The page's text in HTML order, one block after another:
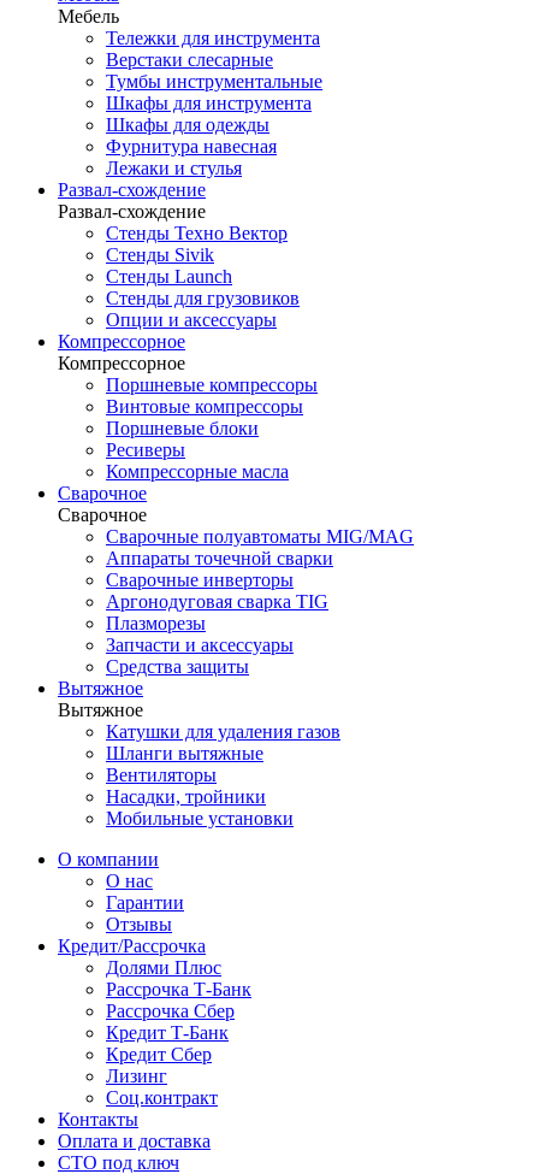
Мебель
Тележки для инструмента
Верстаки слесарные
Тумбы инструментальные
Шкафы для инструмента
Шкафы для одежды
Фурнитура навесная
Лежаки и стулья
Развал-схождение
Развал-схождение
Стенды Техно Вектор
Стенды Sivik
Стенды Launch
Стенды для грузовиков
Опции и аксессуары
Компрессорное
Компрессорное
Поршневые компрессоры
Винтовые компрессоры
Поршневые блоки
Ресиверы
Компрессорные масла
Сварочное
Сварочное
Сварочные полуавтоматы MIG/MAG
Аппараты точечной сварки
Сварочные инверторы
Аргонодуговая сварка TIG
Плазморезы
Запчасти и аксессуары
Средства защиты
Вытяжное
Вытяжное
Катушки для удаления газов
Шланги вытяжные
Вентиляторы
Насадки, тройники
Мобильные установки
О компании
О нас
Гарантии
Отзывы
Кредит/Рассрочка
Долями Плюс
Рассрочка Т-Банк
Рассрочка Сбер
Кредит Т-Банк
Кредит Сбер
Лизинг
Соц.контракт
Контакты
Оплата и доставка
СТО под ключ